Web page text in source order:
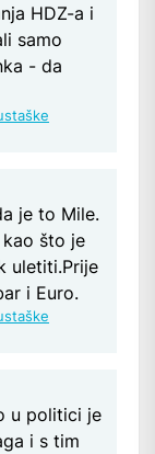
HDZ-a i
samo
- da
je to Mile.
što je
uletiti.Prije
i Euro.
u politici je
i s tim